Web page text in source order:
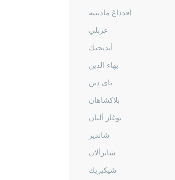
أقدداغ مادينيه
عربلي
أيدنجيك
بهاء الدين
باي دين
بلاكشاهان
بوغاز أليان
شاندير
شايرألان
شيكيريك